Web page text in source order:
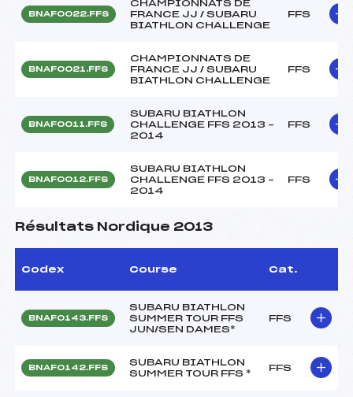
BNAF0022.FFS
CHAMPIONNATS DE
FRANCE JJ / SUBARU
BIATHLON CHALLENGE
FFS
BNAF0021.FFS
CHAMPIONNATS DE
FRANCE JJ / SUBARU
BIATHLON CHALLENGE
FFS
BNAF0011.FFS
SUBARU BIATHLON
CHALLENGE FFS 2013 –
2014
FFS
BNAF0012.FFS
SUBARU BIATHLON
CHALLENGE FFS 2013 –
2014
FFS
Résultats Nordique 2013
Codex Course Cat.
BNAF0143.FFS
SUBARU BIATHLON
SUMMER TOUR FFS
JUN/SEN DAMES*
FFS
BNAF0142.FFS
SUBARU BIATHLON
SUMMER TOUR FFS *
FFS